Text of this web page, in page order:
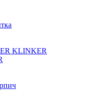
KLINKER